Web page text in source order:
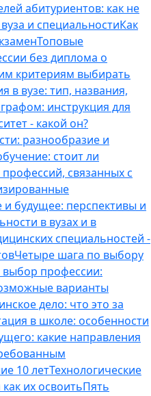
абитуриентов: как не
и специальностиКак
Топовые
без диплома о
критериям выбирать
в вузе: тип, названия,
инструкция для
- какой он?
разнообразие и
стоит ли
связанных с
и будущее: перспективы и
в вузах и в
специальностей -
Четыре шага по выбору
профессии:
варианты
дело: что это за
в школе: особенности
какие направления
10 летТехнологические
их освоитьПять